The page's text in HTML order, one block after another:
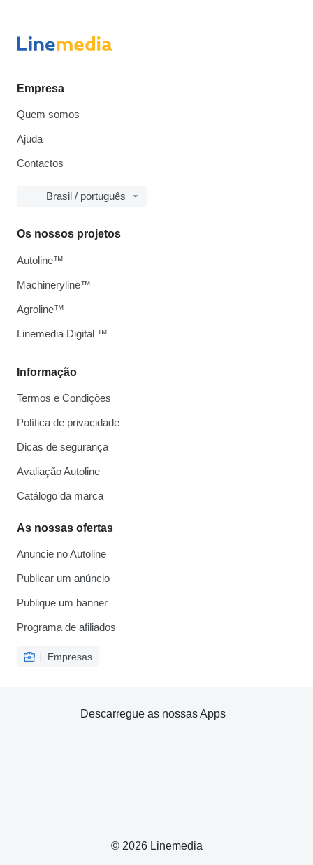
Empresa
Quem somos
Ajuda
Contactos
Brasil / português
Informação
Termos e Condições
Política de privacidade
Dicas de segurança
Avaliação Autoline
Catálogo da marca
As nossas ofertas
Anuncie no Autoline
Publicar um anúncio
Publique um banner
Programa de afiliados
Empresas
Os nossos projetos
Autoline™
Machineryline™
Agroline™
Linemedia Digital ™
© 2026 Linemedia
Descarregue as nossas Apps